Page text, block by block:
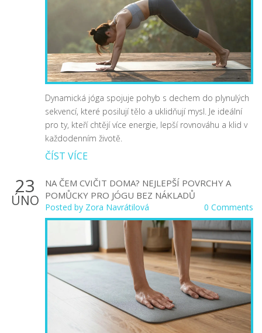
Dynamická jóga spojuje pohyb s dechem do plynulých
sekvencí, které posilují tělo a uklidňují mysl. Je ideální
pro ty, kteří chtějí více energie, lepší rovnováhu a klid v
každodenním životě.
ČÍST VÍCE
23
ÚNO
NA ČEM CVIČIT DOMA? NEJLEPŠÍ POVRCHY A
POMŮCKY PRO JÓGU BEZ NÁKLADŮ
Posted by Zora Navrátilová 0 Comments